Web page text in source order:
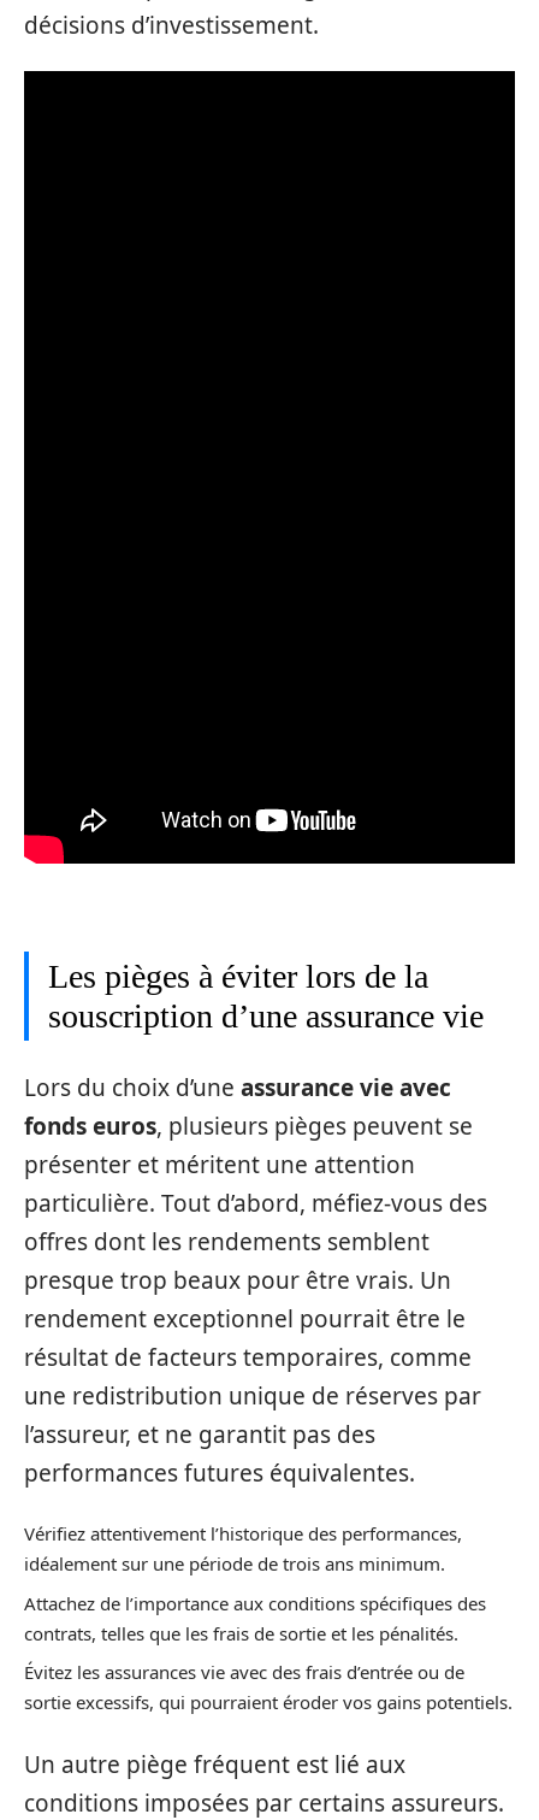
décisions d’investissement.
Les pièges à éviter lors de la
souscription d’une assurance vie
Lors du choix d’une assurance vie avec
fonds euros, plusieurs pièges peuvent se
présenter et méritent une attention
particulière. Tout d’abord, méfiez-vous des
offres dont les rendements semblent
presque trop beaux pour être vrais. Un
rendement exceptionnel pourrait être le
résultat de facteurs temporaires, comme
une redistribution unique de réserves par
l’assureur, et ne garantit pas des
performances futures équivalentes.
Vérifiez attentivement l’historique des performances,
idéalement sur une période de trois ans minimum.
Attachez de l’importance aux conditions spécifiques des
contrats, telles que les frais de sortie et les pénalités.
Évitez les assurances vie avec des frais d’entrée ou de
sortie excessifs, qui pourraient éroder vos gains potentiels.
Un autre piège fréquent est lié aux
conditions imposées par certains assureurs.